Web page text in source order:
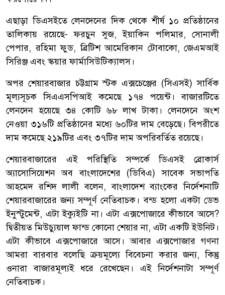
এছাড়া ডিএসইতে লেনদেনের দিক থেকে শীর্ষ ১০ প্রতিষ্ঠানের
তালিকায় রয়েছে- ফরচুন সুজ, ইয়াকিন পলিমার, সোনালী
পেপার, রহিমা ফুড, ব্রিটিশ আমেরিকান টোবাকো, জেএমআই
সিরিঞ্জ এবং স্কয়ার ফার্মাসিউটিক্যালস।
অপর শেয়ারবাজার চট্টগ্রাম স্টক এক্সচেঞ্জের (সিএসই) সার্বিক
মূল্যসূচক সিএএসপিআই কমেছে ১৭৪ পয়েন্ট। বাজারটিতে
লেনদেন হয়েছে ৩৪ কোটি ৬৮ লাখ টাকা। লেনদেনে অংশ
নেওয়া ৩১৬টি প্রতিষ্ঠানের মধ্যে ৬০টির দাম বেড়েছে। বিপরীতে
দাম কমেছে ২১৯টির এবং ৩৭টির দাম অপরিবর্তিত রয়েছে।
শেয়ারবাজারের এই পরিস্থিতি সম্পর্কে ডিএসই ব্রোকার্স
অ্যাসোসিয়েশন অব বাংলাদেশের (ডিবিএ) সাবেক সভাপতি
আহমেদ রশিদ লালী বলেন, বাংলাদেশ ব্যাংকের নির্দেশনাটি
শেয়ারবাজারের জন্য সম্পূর্ণ নেতিবাচক। বন্ড হলো একটা ডেভ
ইনুস্টুমেন্ট, এটা ইক্যুইটি না। এটা এক্সপোজারে কীভাবে আসে?
দ্বিতীয়ত মিউচ্যুয়াল ফান্ড কোনো শেয়ার না, এটা একটি ইউনিট।
এটা কীভাবে এক্সপোজারে আসে। আবার এক্সপোজার গণনা
আমরা বারবার বলেছি ক্রয়মূল্যে বিবেচনা করার জন্য, কিন্তু
ওনারা বাজারমূল্যই ধরে রেখেছেন। এই নির্দেশনাটা সম্পূর্ণ
নেতিবাচক।